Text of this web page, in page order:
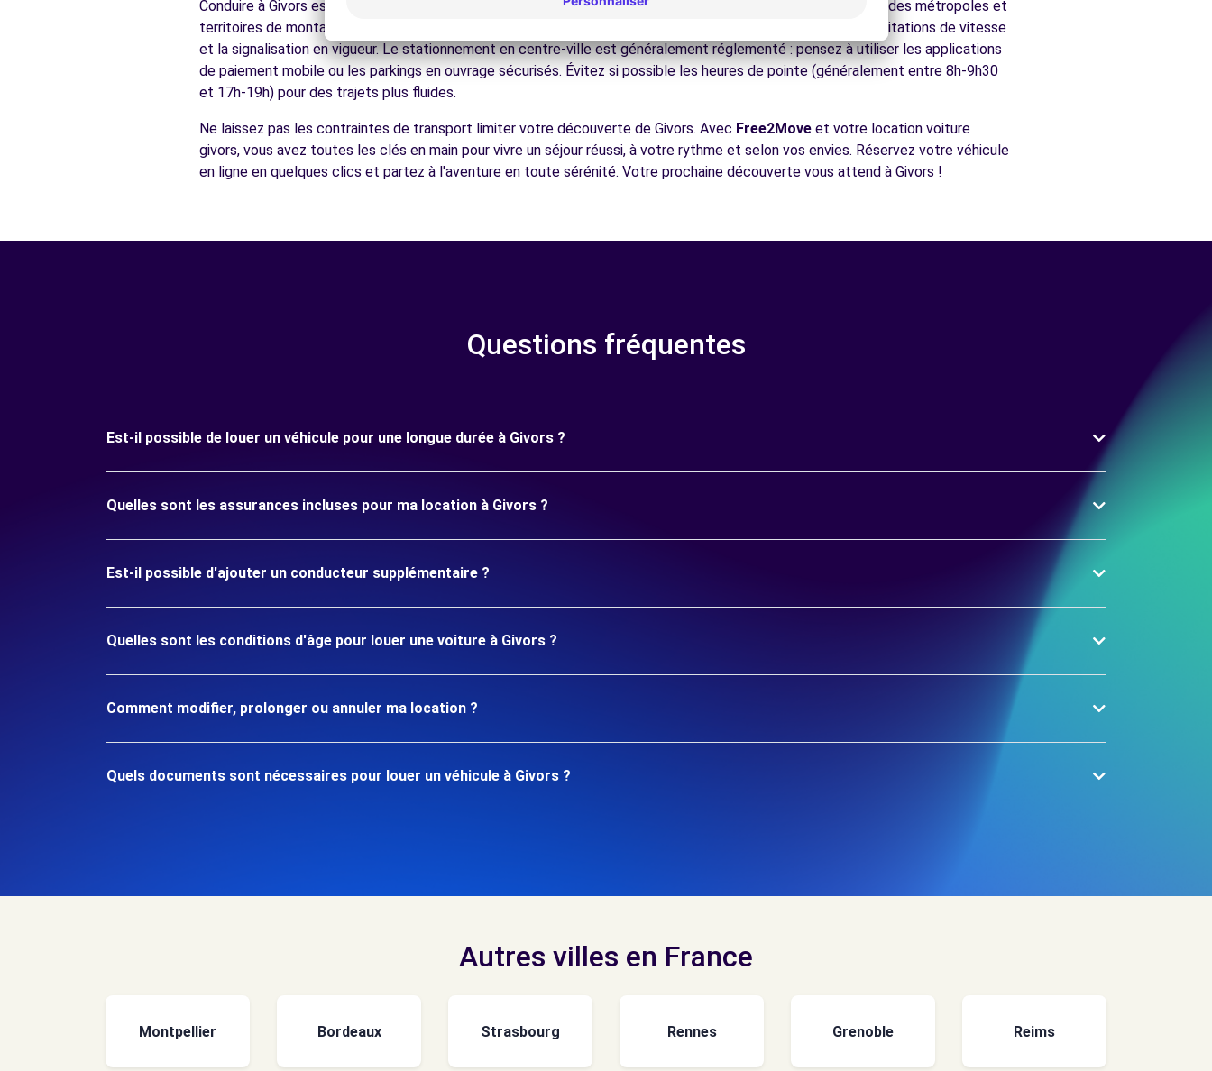
Conduire à Givors est accessible à tous les conducteurs avec quelques conseils pratiques. la région allie grandes métropoles et
territoires de montagne aux routes panoramiques Comme dans toutes les villes françaises, respectez les limitations de vitesse
et la signalisation en vigueur. Le stationnement en centre-ville est généralement réglementé : pensez à utiliser les applications
de paiement mobile ou les parkings en ouvrage sécurisés. Évitez si possible les heures de pointe (généralement entre 8h-9h30
et 17h-19h) pour des trajets plus fluides.
Ne laissez pas les contraintes de transport limiter votre découverte de Givors. Avec Free2Move et votre location voiture
givors, vous avez toutes les clés en main pour vivre un séjour réussi, à votre rythme et selon vos envies. Réservez votre véhicule
en ligne en quelques clics et partez à l'aventure en toute sérénité. Votre prochaine découverte vous attend à Givors !
Questions fréquentes
Est-il possible de louer un véhicule pour une longue durée à Givors ?
Quelles sont les assurances incluses pour ma location à Givors ?
Est-il possible d'ajouter un conducteur supplémentaire ?
Quelles sont les conditions d'âge pour louer une voiture à Givors ?
Comment modifier, prolonger ou annuler ma location ?
Quels documents sont nécessaires pour louer un véhicule à Givors ?
Autres villes en France
Montpellier Bordeaux Strasbourg Rennes Grenoble Reims